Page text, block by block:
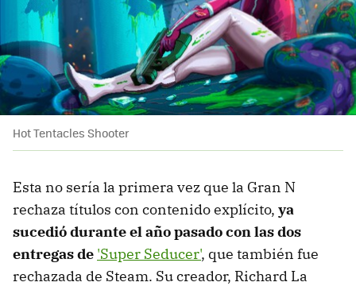
Hot Tentacles Shooter
Esta no sería la primera vez que la Gran N
rechaza títulos con contenido explícito, ya
sucedió durante el año pasado con las dos
entregas de 'Super Seducer', que también fue
rechazada de Steam. Su creador, Richard La